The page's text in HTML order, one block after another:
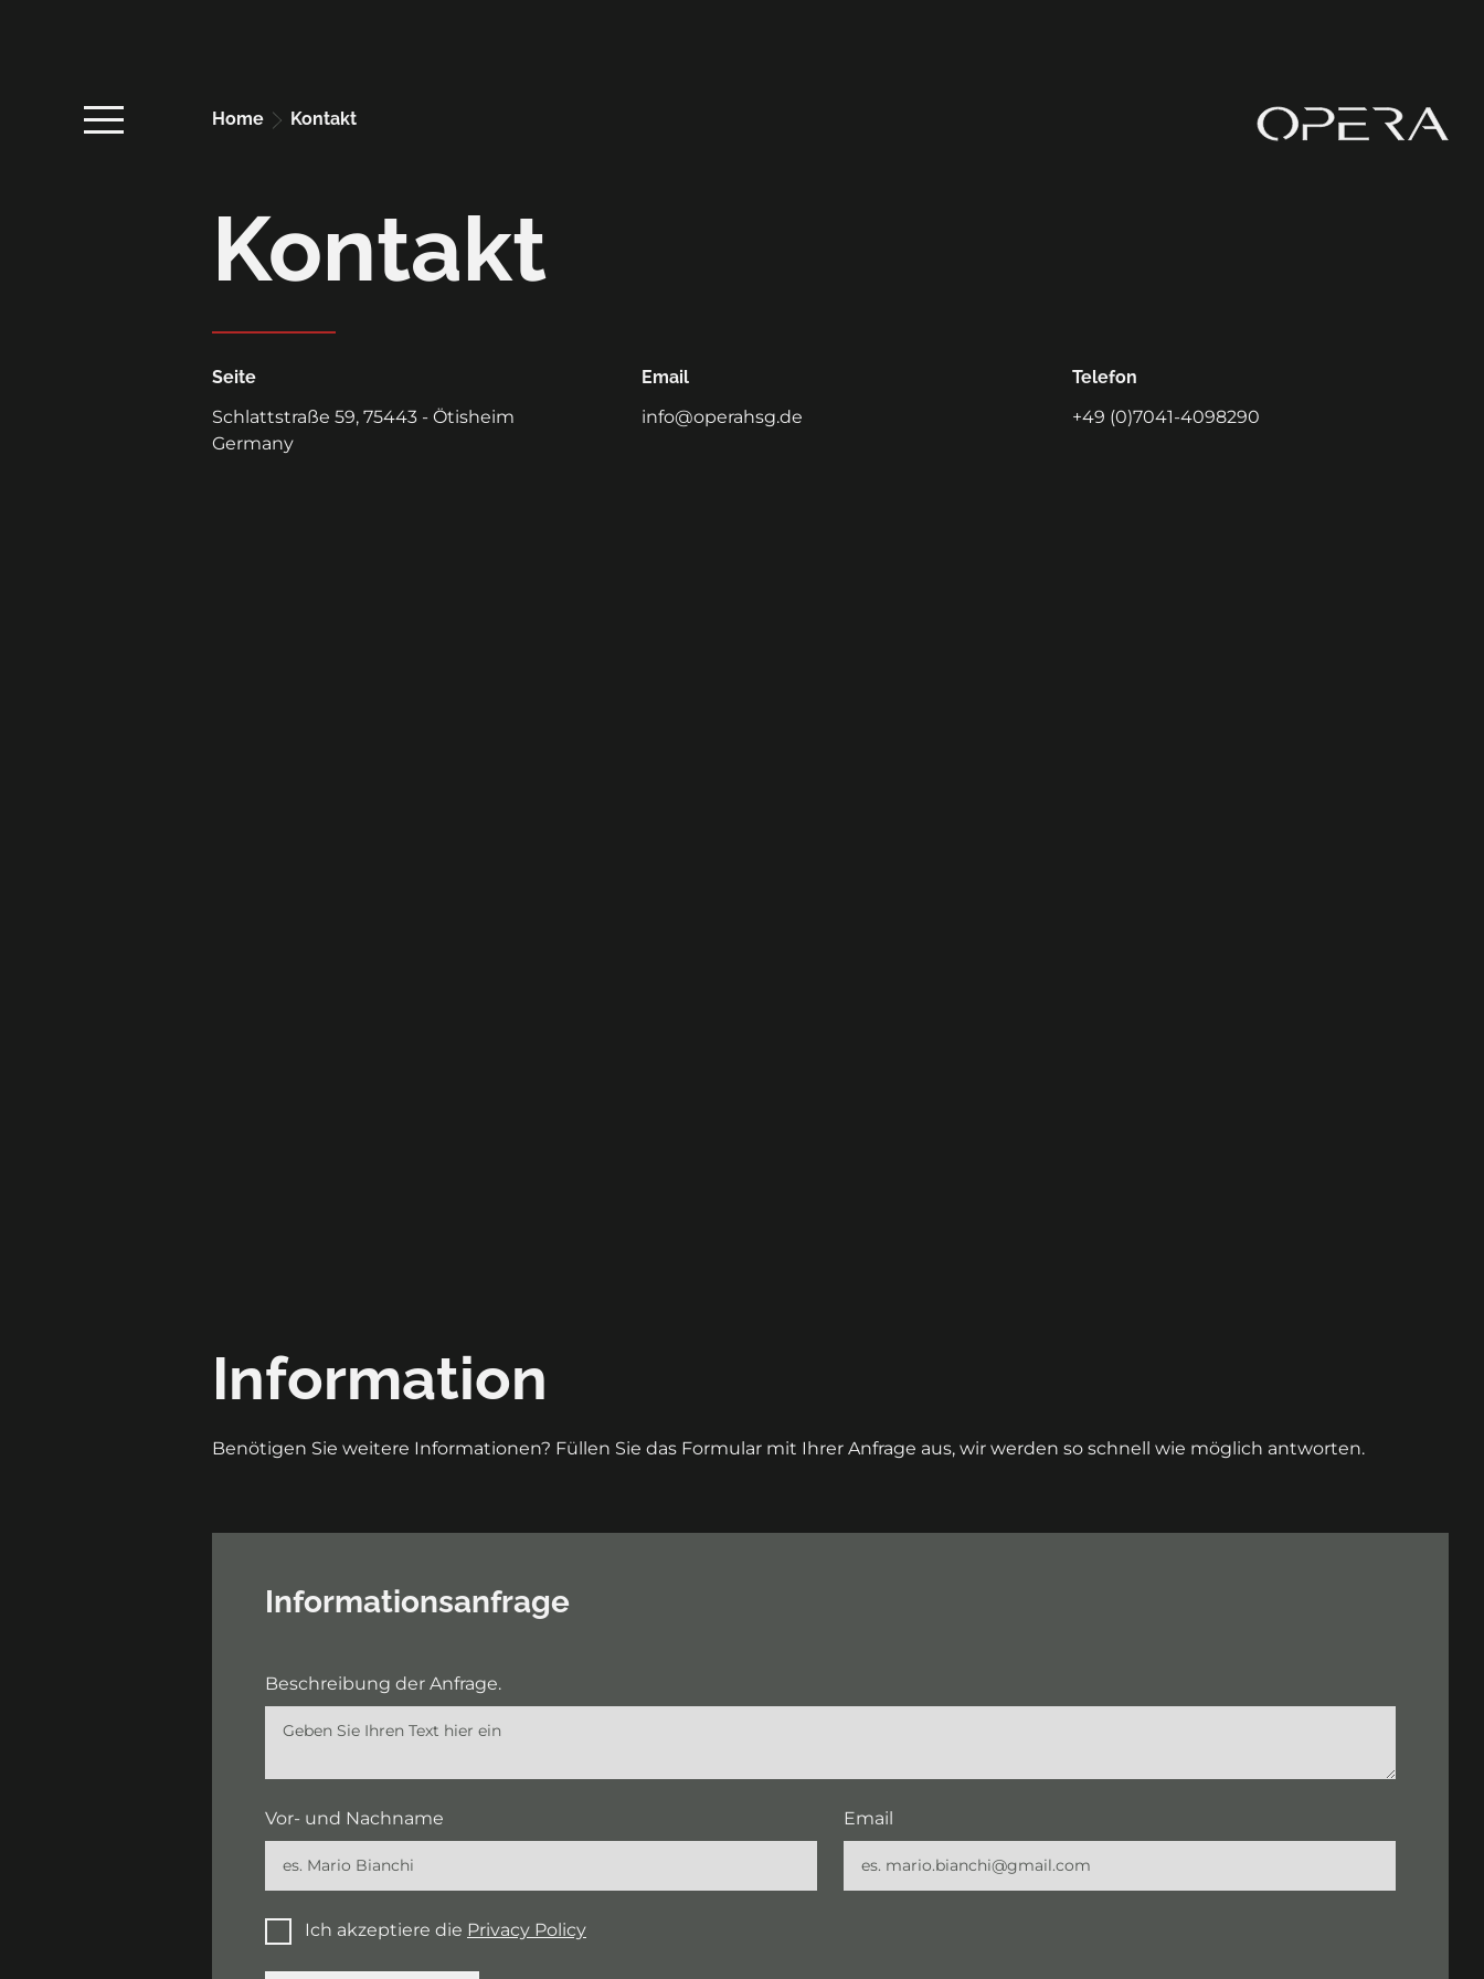
Home kontakt
Kontakt
Seite
Schlattstraße 59, 75443 - Ötisheim
Germany
Email
info@operahsg.de
Telefon
+49 (0)7041-4098290
Information
Benötigen Sie weitere Informationen? Füllen Sie das Formular mit Ihrer Anfrage aus, wir werden so schnell wie möglich antworten.
Informationsanfrage
Beschreibung der Anfrage.
Vor- und Nachname Email
Ich akzeptiere die Privacy Policy